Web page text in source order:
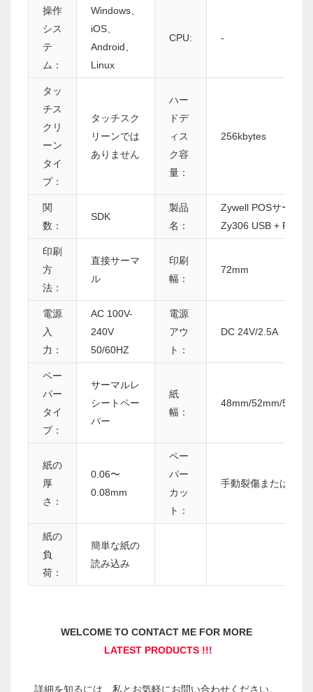
操作
シス
テ
ム：
Windows、
iOS、
Android、
Linux
CPU: -
タッ
チス
クリ
ーン
タイ
プ：
タッチスク
リーンでは
ありません
ハー
ドデ
ィス
ク容
量：
256kbytes
関
数：
SDK
製品
名：
Zywell POSサーマ
Zy306 USB +
印刷
方
法：
直接サーマ
ル
印刷
幅：
72mm
電源
入
力：
AC 100V-
240V
50/60HZ
電源
アウ
ト：
DC 24V/2.5A
ペー
パー
タイ
プ：
サーマルレ
シートペー
パー
紙
幅：
48mm/52mm/
紙の
厚
さ：
0.06〜
0.08mm
ペー
パー
カッ
ト：
手動裂傷または自動
紙の
負
荷：
簡単な紙の
読み込み